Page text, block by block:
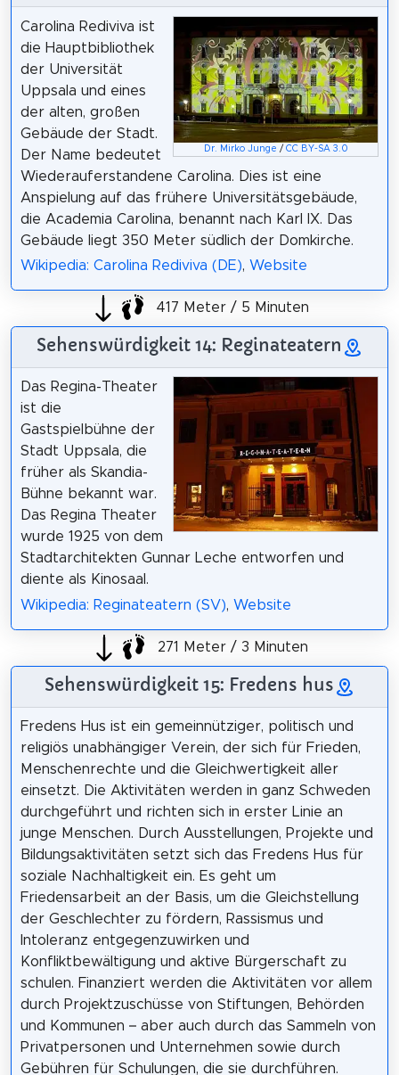
Dr. Mirko Junge / CC BY-SA 3.0
Carolina Rediviva ist
die Hauptbibliothek
der Universität
Uppsala und eines
der alten, großen
Gebäude der Stadt.
Der Name bedeutet
Wiederauferstandene Carolina. Dies ist eine
Anspielung auf das frühere Universitätsgebäude,
die Academia Carolina, benannt nach Karl IX. Das
Gebäude liegt 350 Meter südlich der Domkirche.
Wikipedia: Carolina Rediviva (DE), Website
417 Meter / 5 Minuten
Sehenswürdigkeit 14: Reginateatern
Das Regina-Theater
ist die
Gastspielbühne der
Stadt Uppsala, die
früher als Skandia-
Bühne bekannt war.
Das Regina Theater
wurde 1925 von dem
Stadtarchitekten Gunnar Leche entworfen und
diente als Kinosaal.
Wikipedia: Reginateatern (SV), Website
271 Meter / 3 Minuten
Sehenswürdigkeit 15: Fredens hus
Fredens Hus ist ein gemeinnütziger, politisch und
religiös unabhängiger Verein, der sich für Frieden,
Menschenrechte und die Gleichwertigkeit aller
einsetzt. Die Aktivitäten werden in ganz Schweden
durchgeführt und richten sich in erster Linie an
junge Menschen. Durch Ausstellungen, Projekte und
Bildungsaktivitäten setzt sich das Fredens Hus für
soziale Nachhaltigkeit ein. Es geht um
Friedensarbeit an der Basis, um die Gleichstellung
der Geschlechter zu fördern, Rassismus und
Intoleranz entgegenzuwirken und
Konfliktbewältigung und aktive Bürgerschaft zu
schulen. Finanziert werden die Aktivitäten vor allem
durch Projektzuschüsse von Stiftungen, Behörden
und Kommunen – aber auch durch das Sammeln von
Privatpersonen und Unternehmen sowie durch
Gebühren für Schulungen, die sie durchführen.